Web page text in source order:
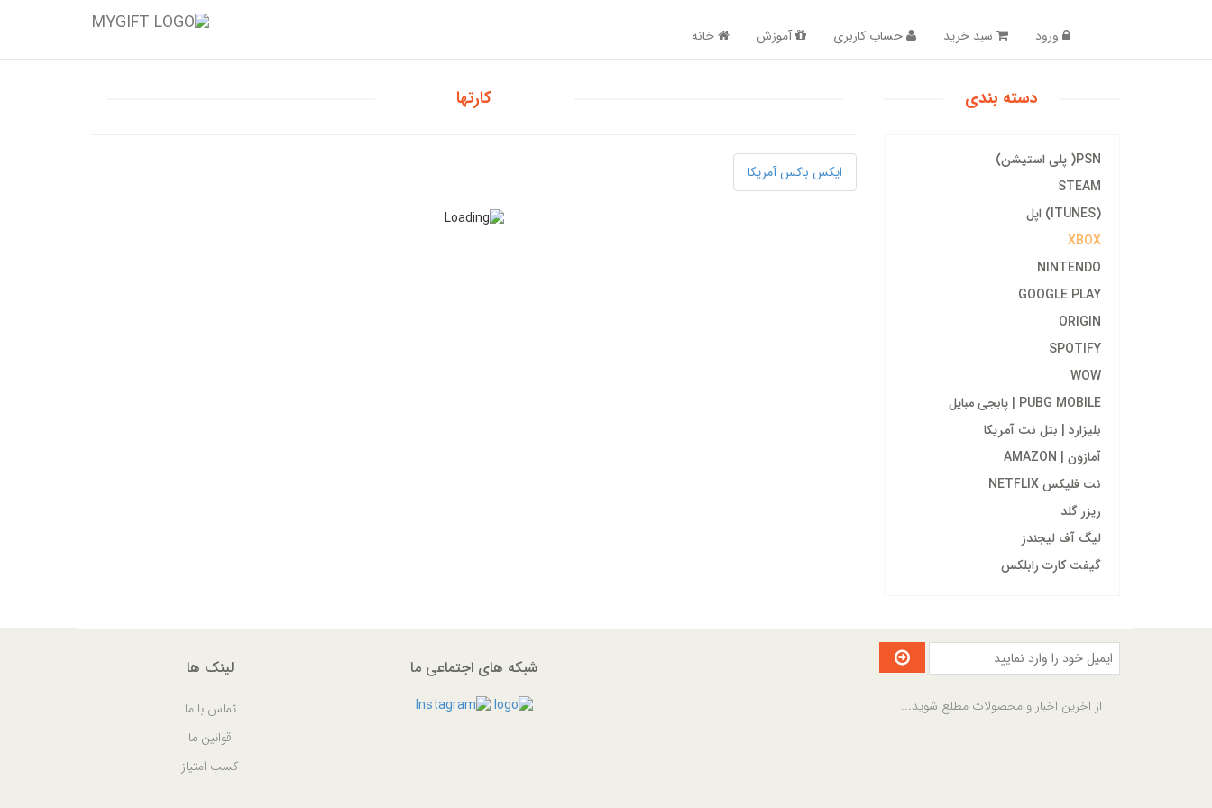
خانه آموزش حساب کاربری سبد خرید ورود
دسته بندی
PSN( پلی استیشن)
STEAM
(ITUNES) اپل
XBOX
NINTENDO
GOOGLE PLAY
ORIGIN
SPOTIFY
WOW
PUBG MOBILE | پابجی مبایل
بلیزارد | بتل نت آمریکا
آمازون | AMAZON
نت فلیکس NETFLIX
ریزر گلد
لیگ آف لیجندز
گیفت کارت رابلکس
کارتها
ایکس باکس آمریکا
لینک ها
تماس با ما
قوانین ما
کسب امتیاز
شبکه های اجتماعی ما
از اخرین اخبار و محصولات مطلع شوید...